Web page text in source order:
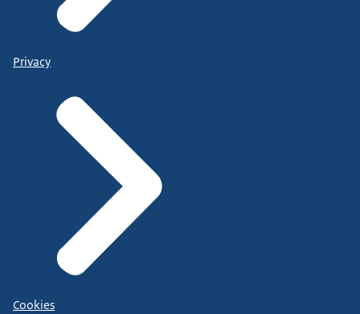
Privacy
Cookies